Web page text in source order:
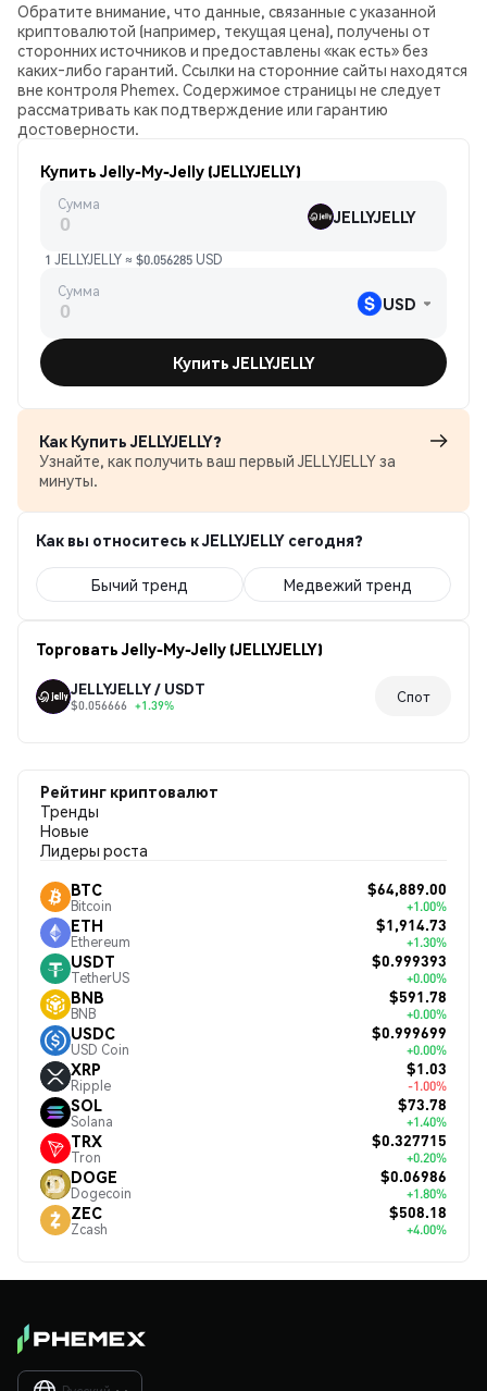
Обратите внимание, что данные, связанные с указанной
криптовалютой (например, текущая цена), получены от
сторонних источников и предоставлены «как есть» без
каких‑либо гарантий. Ссылки на сторонние сайты находятся
вне контроля Phemex. Содержимое страницы не следует
рассматривать как подтверждение или гарантию
достоверности.
Купить Jelly-My-Jelly (JELLYJELLY)
Сумма
JELLYJELLY
1 JELLYJELLY ≈ $0.056285 USD
Сумма
USD
Купить JELLYJELLY
Как Купить JELLYJELLY?
Узнайте, как получить ваш первый JELLYJELLY за
минуты.
Как вы относитесь к JELLYJELLY сегодня?
Бычий тренд Медвежий тренд
Торговать Jelly-My-Jelly (JELLYJELLY)
JELLYJELLY / USDT
$0.056666 +1.39% Спот
Рейтинг криптовалют
Тренды
Новые
Лидеры роста
BTC
Bitcoin
$64,889.00
+1.00%
ETH
Ethereum
$1,914.73
+1.30%
USDT
TetherUS
$0.999393
+0.00%
BNB
BNB
$591.78
+0.00%
USDC
USD Coin
$0.999699
+0.00%
XRP
Ripple
$1.03
-1.00%
SOL
Solana
$73.78
+1.40%
TRX
Tron
$0.327715
+0.20%
DOGE
Dogecoin
$0.06986
+1.80%
ZEC
Zcash
$508.18
+4.00%